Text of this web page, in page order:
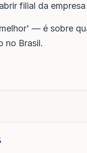
filial da
— é sobre
no Brasil.